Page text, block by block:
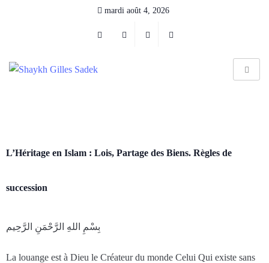
mardi août 4, 2026
L’Héritage en Islam : Lois, Partage des Biens. Règles de
succession
بِسْمِ اللهِ الرَّحْمَنِ الرَّحِيم
La louange est à Dieu le Créateur du monde Celui Qui existe sans